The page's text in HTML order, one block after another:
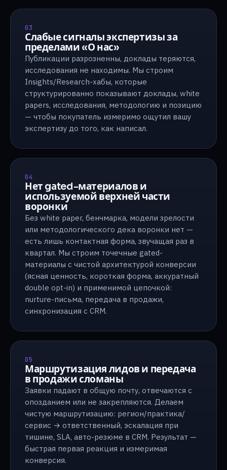
03
Слабые сигналы экспертизы за
пределами «О нас»
Публикации разрозненны, доклады теряются,
исследования не находимы. Мы строим
Insights/Research-хабы, которые
структурированно показывают доклады, white
papers, исследования, методологию и позицию
— чтобы покупатель измеримо ощутил вашу
экспертизу до того, как написал.
04
Нет gated-материалов и
используемой верхней части
воронки
Без white paper, бенчмарка, модели зрелости
или методологического дека воронки нет —
есть лишь контактная форма, звучащая раз в
квартал. Мы строим точечные gated-
материалы с чистой архитектурой конверсии
(ясная ценность, короткая форма, аккуратный
double opt-in) и применимой цепочкой:
nurture-письма, передача в продажи,
синхронизация с CRM.
05
Маршрутизация лидов и передача
в продажи сломаны
Заявки падают в общую почту, отвечаются с
опозданием или не закрепляются. Делаем
чистую маршрутизацию: регион/практика/
сервис → ответственный, эскалация при
тишине, SLA, авто-резюме в CRM. Результат —
быстрая первая реакция и измеримая
конверсия.